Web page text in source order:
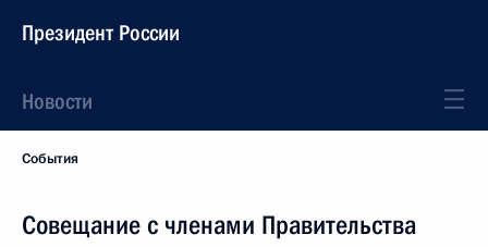
Президент России
Новости
События
Совещание с членами Правительства